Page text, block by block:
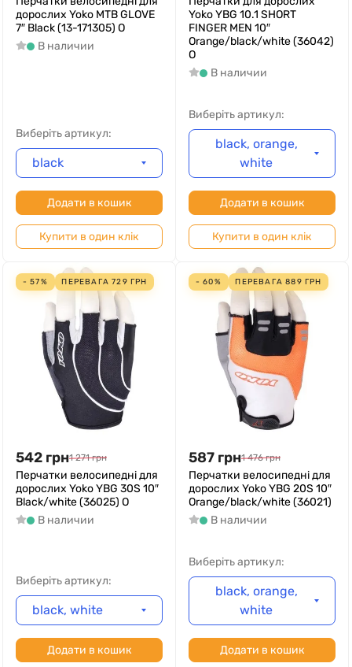
дорослих Yoko MTB GLOVE
7″ Black (13-171305) O
В наличии
Виберіть артикул:
black
Додати в кошик
Купити в один клік
Yoko YBG 10.1 SHORT
FINGER MEN 10″
Orange/black/white (36042)
O
В наличии
Виберіть артикул:
black, orange,
white
Додати в кошик
Купити в один клік
- 57% ПЕРЕВАГА729 ГРН
542 грн1 271 грн
Перчатки велосипедні для
дорослих Yoko YBG 30S 10″
Black/white (36025) O
В наличии
Виберіть артикул:
black, white
Додати в кошик
- 60% ПЕРЕВАГА889 ГРН
587 грн1 476 грн
Перчатки велосипедні для
дорослих Yoko YBG 20S 10″
Orange/black/white (36021)
В наличии
Виберіть артикул:
black, orange,
white
Додати в кошик